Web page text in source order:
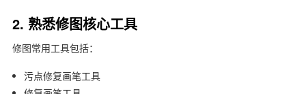
2. 熟悉修图核心工具
修图常用工具包括：
污点修复画笔工具